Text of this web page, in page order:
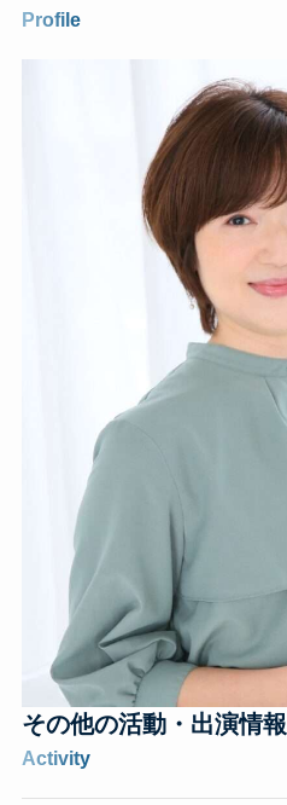
Profile
その他の活動・出演情報
Activity